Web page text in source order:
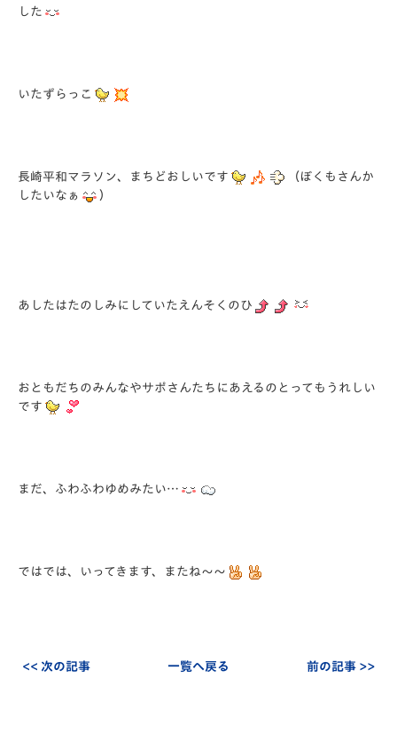
した
いたずらっこ
長崎平和マラソン、まちどおしいです
（ぼくもさんか
したいなぁ
）
あしたはたのしみにしていたえんそくのひ
おともだちのみんなやサポさんたちにあえるのとってもうれしい
です
まだ、ふわふわゆめみたい…
ではでは、いってきます、またね～～
<< 次の記事 一覧へ戻る 前の記事 >>